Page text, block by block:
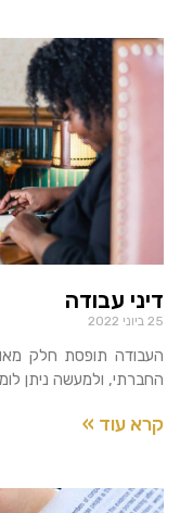
דיני עבודה
25 ביוני 2022
העבודה תופסת חלק
החברתי, ולמעשה ניתן
קרא עוד »